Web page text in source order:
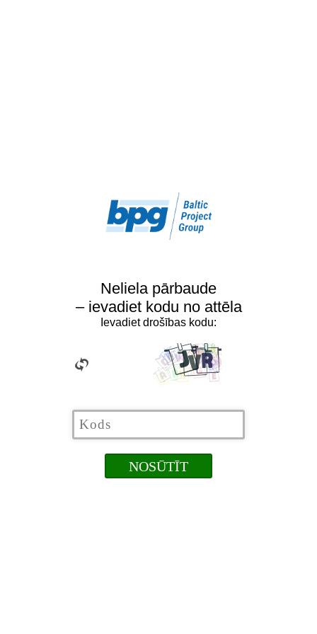
Neliela pārbaude
– ievadiet kodu no attēla
Ievadiet drošības kodu: